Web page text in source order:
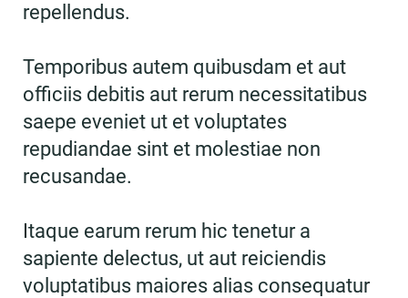
repellendus.
Temporibus autem quibusdam et aut
officiis debitis aut rerum necessitatibus
saepe eveniet ut et voluptates
repudiandae sint et molestiae non
recusandae.
Itaque earum rerum hic tenetur a
sapiente delectus, ut aut reiciendis
voluptatibus maiores alias consequatur